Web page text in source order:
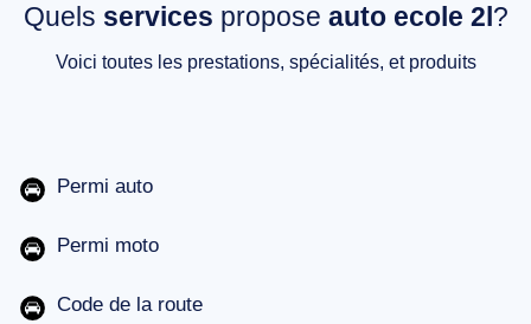
Quels services propose auto ecole 2l ?
Voici toutes les prestations, spécialités, et produits
Permi auto
Permi moto
Code de la route